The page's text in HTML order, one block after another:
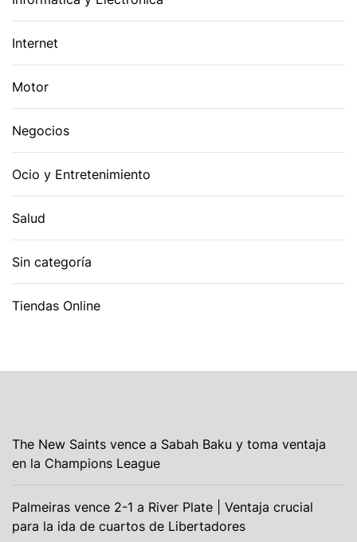
Internet
Motor
Negocios
Ocio y Entretenimiento
Salud
Sin categoría
Tiendas Online
The New Saints vence a Sabah Baku y toma ventaja
en la Champions League
Palmeiras vence 2-1 a River Plate | Ventaja crucial
para la ida de cuartos de Libertadores